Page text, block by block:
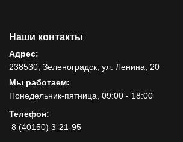
Наши контакты
Адрес:
238530, Зеленоградск, ул. Ленина, 20
Мы работаем:
Понедельник-пятница, 09:00 - 18:00
Телефон:
8 (40150) 3-21-95